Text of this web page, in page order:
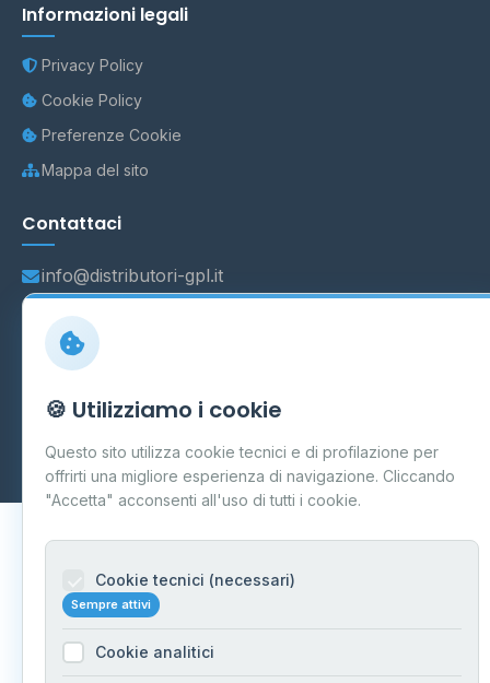
Informazioni legali
Privacy Policy
Cookie Policy
Preferenze Cookie
Mappa del sito
Contattaci
info@distributori-gpl.it
Carpi P.IVA 03859300364
Dati forniti daMinistero delle Imprese e del Made in Italy
Aggiornamento quotidiano
🍪 Utilizziamo i cookie
Questo sito utilizza cookie tecnici e di profilazione per
offrirti una migliore esperienza di navigazione. Cliccando
"Accetta" acconsenti all'uso di tutti i cookie.
Cookie tecnici (necessari)
Sempre attivi
Cookie analitici